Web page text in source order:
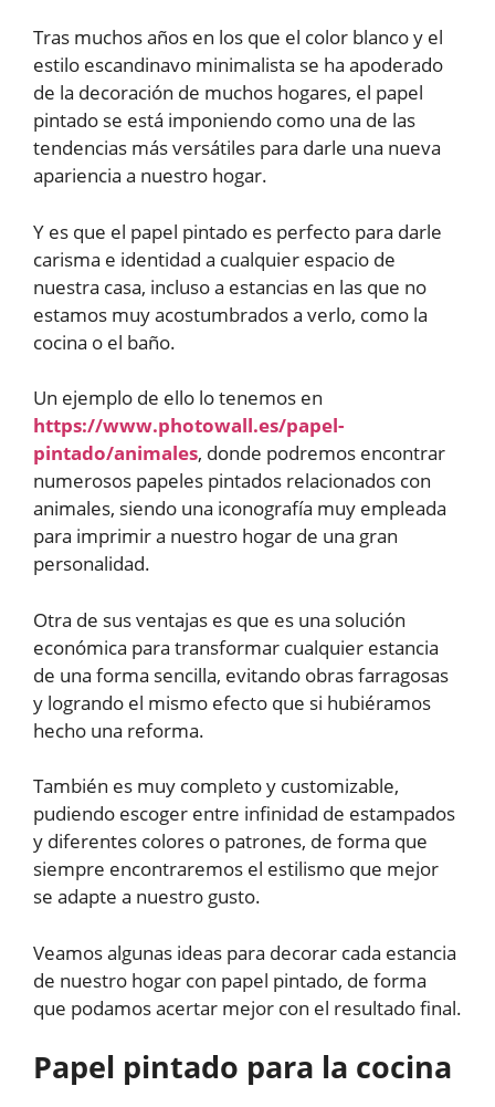
Tras muchos años en los que el color blanco y el
estilo escandinavo minimalista se ha apoderado
de la decoración de muchos hogares, el papel
pintado se está imponiendo como una de las
tendencias más versátiles para darle una nueva
apariencia a nuestro hogar.
Y es que el papel pintado es perfecto para darle
carisma e identidad a cualquier espacio de
nuestra casa, incluso a estancias en las que no
estamos muy acostumbrados a verlo, como la
cocina o el baño.
Un ejemplo de ello lo tenemos en
https://www.photowall.es/papel-
pintado/animales, donde podremos encontrar
numerosos papeles pintados relacionados con
animales, siendo una iconografía muy empleada
para imprimir a nuestro hogar de una gran
personalidad.
Otra de sus ventajas es que es una solución
económica para transformar cualquier estancia
de una forma sencilla, evitando obras farragosas
y logrando el mismo efecto que si hubiéramos
hecho una reforma.
También es muy completo y customizable,
pudiendo escoger entre infinidad de estampados
y diferentes colores o patrones, de forma que
siempre encontraremos el estilismo que mejor
se adapte a nuestro gusto.
Veamos algunas ideas para decorar cada estancia
de nuestro hogar con papel pintado, de forma
que podamos acertar mejor con el resultado final.
Papel pintado para la cocina